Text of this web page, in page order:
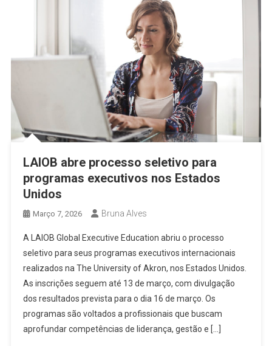
LAIOB abre processo seletivo para
programas executivos nos Estados
Unidos
Março 7, 2026 Bruna Alves
A LAIOB Global Executive Education abriu o processo
seletivo para seus programas executivos internacionais
realizados na The University of Akron, nos Estados Unidos.
As inscrições seguem até 13 de março, com divulgação
dos resultados prevista para o dia 16 de março. Os
programas são voltados a profissionais que buscam
aprofundar competências de liderança, gestão e […]